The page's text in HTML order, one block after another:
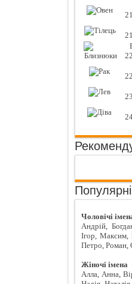
Чоловічі
Андрій,
Ігор, Максим,
Петро, Роман,
Жіночі імена
Алла, Анна,